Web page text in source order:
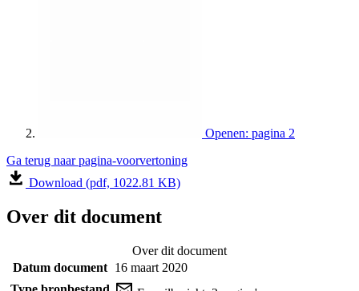
Openen: pagina 2
Ga terug naar pagina-voorvertoning
Download (pdf, 1022.81 KB)
Over dit document
Over dit document
Datum document 16 maart 2020